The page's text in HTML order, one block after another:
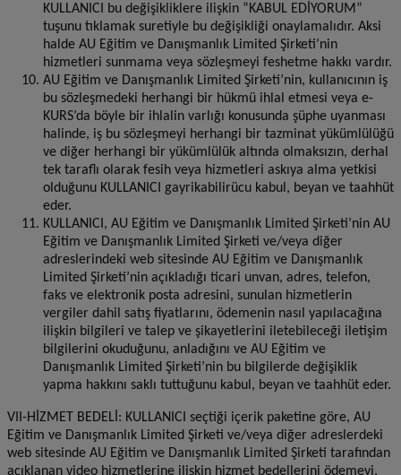
KULLANICI bu değişikliklere ilişkin “KABUL EDİYORUM”
tuşunu tıklamak suretiyle bu değişikliği onaylamalıdır. Aksi
halde AU Eğitim ve Danışmanlık Limited Şirketi’nin
hizmetleri sunmama veya sözleşmeyi feshetme hakkı vardır.
AU Eğitim ve Danışmanlık Limited Şirketi’nin, kullanıcının iş
bu sözleşmedeki herhangi bir hükmü ihlal etmesi veya e-
KURS’da böyle bir ihlalin varlığı konusunda şüphe uyanması
halinde, iş bu sözleşmeyi herhangi bir tazminat yükümlülüğü
ve diğer herhangi bir yükümlülük altında olmaksızın, derhal
tek taraflı olarak fesih veya hizmetleri askıya alma yetkisi
olduğunu KULLANICI gayrikabilirücu kabul, beyan ve taahhüt
eder.
KULLANICI, AU Eğitim ve Danışmanlık Limited Şirketi’nin AU
Eğitim ve Danışmanlık Limited Şirketi ve/veya diğer
adreslerindeki web sitesinde AU Eğitim ve Danışmanlık
Limited Şirketi’nin açıkladığı ticari unvan, adres, telefon,
faks ve elektronik posta adresini, sunulan hizmetlerin
vergiler dahil satış fiyatlarını, ödemenin nasıl yapılacağına
ilişkin bilgileri ve talep ve şikayetlerini iletebileceği iletişim
bilgilerini okuduğunu, anladığını ve AU Eğitim ve
Danışmanlık Limited Şirketi’nin bu bilgilerde değişiklik
yapma hakkını saklı tuttuğunu kabul, beyan ve taahhüt eder.
VII-HİZMET BEDELİ: KULLANICI seçtiği içerik paketine göre, AU
Eğitim ve Danışmanlık Limited Şirketi ve/veya diğer adreslerdeki
web sitesinde AU Eğitim ve Danışmanlık Limited Şirketi tarafından
açıklanan video hizmetlerine ilişkin hizmet bedellerini ödemeyi,